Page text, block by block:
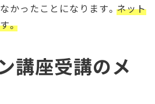
かったことになります。 ネット
。
講座受講のメ